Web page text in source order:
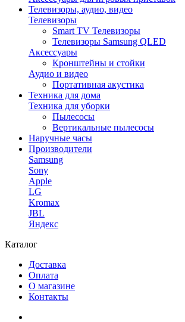
Телевизоры, аудио, видео
Телевизоры
Smart TV Телевизоры
Телевизоры Samsung QLED
Аксессуары
Кронштейны и стойки
Аудио и видео
Портативная акустика
Техника для дома
Техника для уборки
Пылесосы
Вертикальные пылесосы
Наручные часы
Производители
Samsung
Sony
Apple
LG
Kromax
JBL
Яндекс
Каталог
Доставка
Оплата
О магазине
Контакты